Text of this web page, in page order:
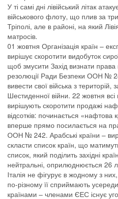
У ті самі дні лівійський літак
військового флоту, що плив за
Тріполі, але в районі, на який
матросів.
01 жовтня Організація країн –
вирішує скоротити видобуток
щоб змусити Захід визнати
резолюції Ради Безпеки ООН №
вивести свої війська з територій,
Шестиденної війни. 22 жовтня
вирішують скоротити продажі
відсотків: починається
вперше прямо посилається на
ООН № 242. Арабські країни –
скласти список країн, що
список, який поділить західні
нейтральні, оприлюднюється 26
Італія не фігурує в жодному з
по-різному її сприймають
країнами – членами ЄЕС існує